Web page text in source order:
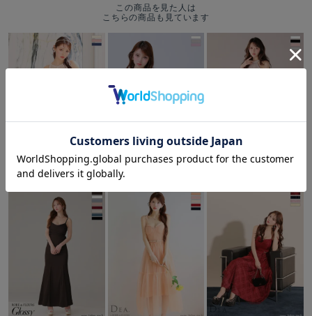
この商品を見た人は
こちらの商品も見ています
32,780税込 ￥ 31,680